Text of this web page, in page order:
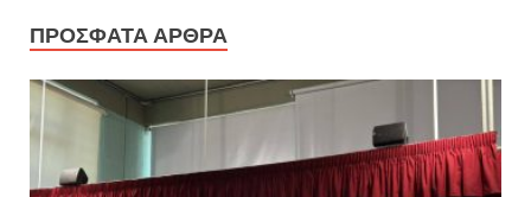
ΠΡΌΣΦΑΤΑ ΆΡΘΡΑ